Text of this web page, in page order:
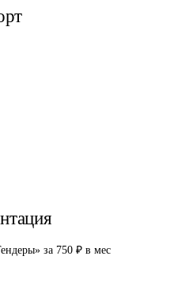
за 750 ₽ в мес